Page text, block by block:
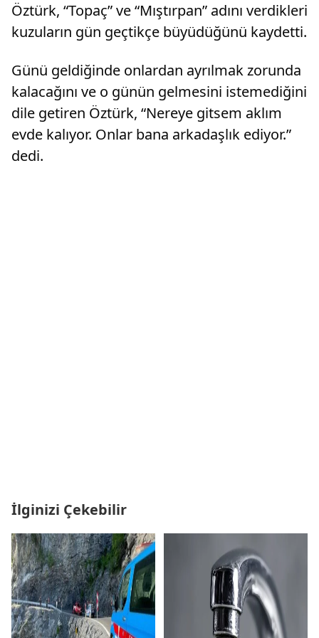
Öztürk, “Topaç” ve “Mıştırpan” adını verdikleri
kuzuların gün geçtikçe büyüdüğünü kaydetti.
Günü geldiğinde onlardan ayrılmak zorunda
kalacağını ve o günün gelmesini istemediğini
dile getiren Öztürk, “Nereye gitsem aklım
evde kalıyor. Onlar bana arkadaşlık ediyor.”
dedi.
İlginizi Çekebilir